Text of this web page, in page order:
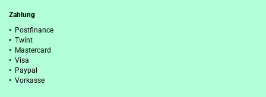
Zahlung
• Postfinance
• Twint
• Mastercard
• Visa
• Paypal
• Vorkasse